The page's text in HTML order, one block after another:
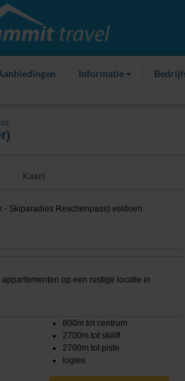
Informatie
Kaart
Skiparadies Reschenpass) voldoen.
op een rustige locatie in
800m tot centrum
2700m tot skilift
2700m tot piste
logies